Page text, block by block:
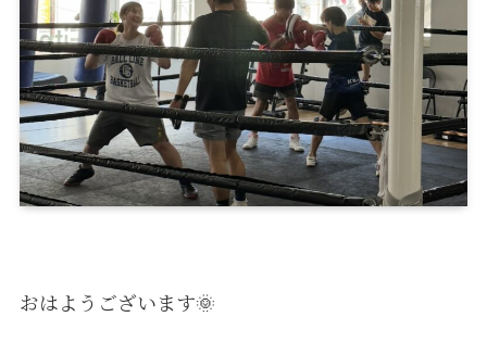
おはようございます🌞